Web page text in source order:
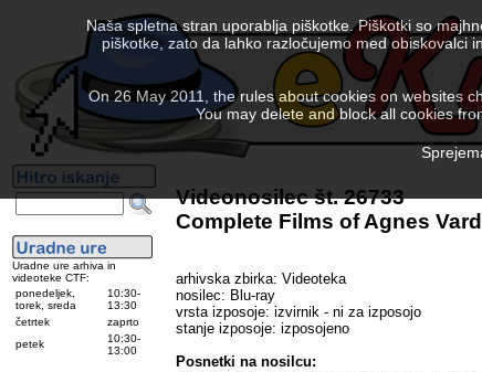
Uradne ure arhiva in
videoteke CTF:
ponedeljek,
torek, sreda
10:30-
13:30
četrtek
zaprto
petek
10:30-
13:00
Videonosilec št. 26733
Complete Films of Agnes
arhivska zbirka: Videoteka
nosilec: Blu-ray
vrsta izposoje: izvirnik - ni za izposojo
stanje izposoje: izposojeno
Posnetki na nosilcu:
Naša spletna stran uporablja piškotke. Piškotki so
piškotke, zato da lahko razločujemo med obiskovalci
On 26 May 2011, the rules about cookies on websites
You may delete and block all cookies